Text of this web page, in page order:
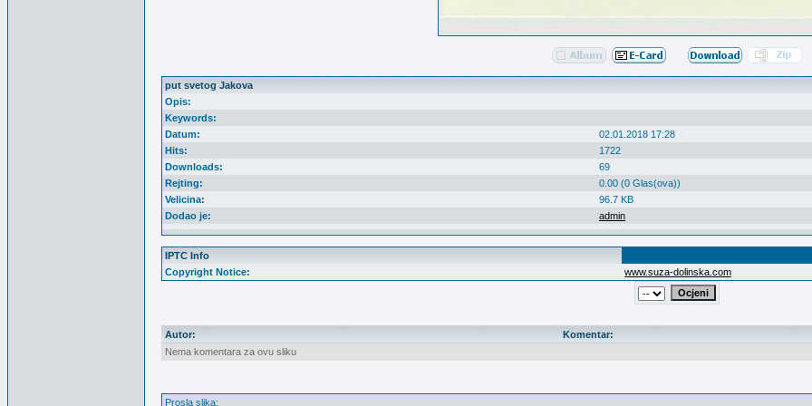
put svetog Jakova
Opis:
Keywords:
Datum:
02.01.2018 17:28
Hits:
1722
Downloads:
69
Rejting:
0.00 (0 Glas(ova))
Velicina:
96.7 KB
Dodao je:
admin
IPTC Info
Copyright Notice:
www.suza-dolinska.com
Autor:
Komentar:
Nema komentara za ovu sliku
Prosla slika: